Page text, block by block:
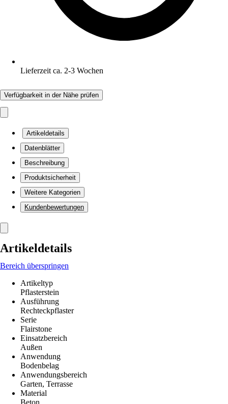
Lieferzeit ca. 2-3 Wochen
Verfügbarkeit in der Nähe prüfen
Artikeldetails
Datenblätter
Beschreibung
Produktsicherheit
Weitere Kategorien
Kundenbewertungen
Artikeldetails
Bereich überspringen
Artikeltyp
Pflasterstein
Ausführung
Rechteckpflaster
Serie
Flairstone
Einsatzbereich
Außen
Anwendung
Bodenbelag
Anwendungsbereich
Garten, Terrasse
Material
Beton